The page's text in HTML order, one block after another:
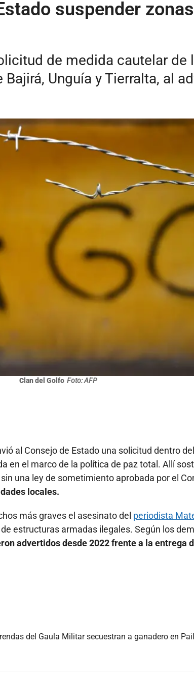
suspender
de medida cautelar de
Bajirá, Unguía y Tierralta, al
Clan del Golfo Foto: AFP
al Consejo de Estado una solicitud dentro
en el marco de la política de paz total. Allí
una ley de sometimiento aprobada por el
locales.
más graves el asesinato del periodista
estructuras armadas ilegales. Según los
advertidos desde 2022 frente a la entrega
del Gaula Militar secuestran a ganadero en